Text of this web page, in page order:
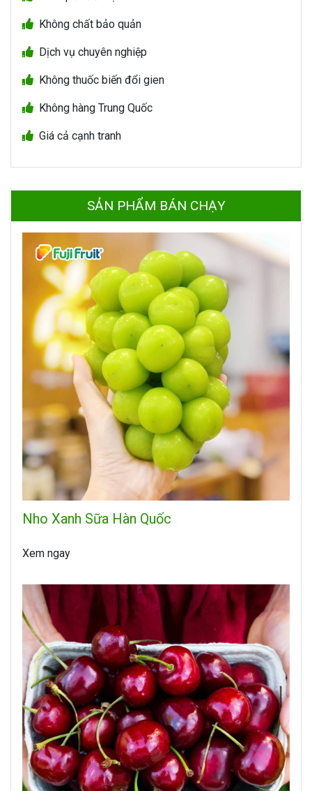
Không chất bảo quản
Dịch vụ chuyên nghiệp
Không thuốc biến đổi gien
Không hàng Trung Quốc
Giá cả cạnh tranh
SẢN PHẨM BÁN CHẠY
Nho Xanh Sữa Hàn Quốc
Xem ngay